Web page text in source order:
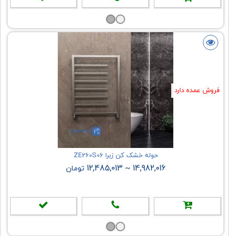
فروش عمده دارد
حوله خشک کن زبرا ZE260S06
14,982,016
~
12,485,013 تومان